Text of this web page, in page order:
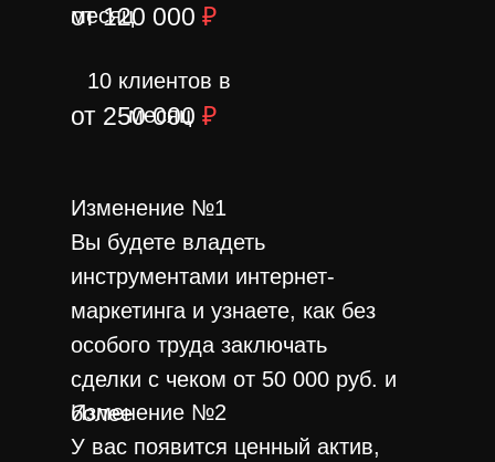
от 120 000 ₽
месяц
от 250 000 ₽
10 клиентов в
месяц
Изменение №1
Вы будете владеть
инструментами интернет-
маркетинга и узнаете, как без
особого труда заключать
сделки с чеком от 50 000 руб. и
более
Изменение №2
У вас появится ценный актив,